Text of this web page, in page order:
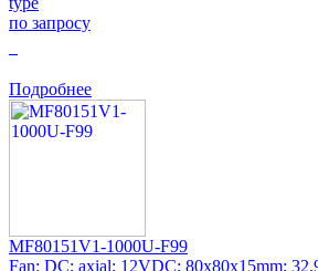
по запросу
Подробнее
MF80151V1-1000U-F99
Fan: DC; axial; 12VDC; 80x80x15mm;